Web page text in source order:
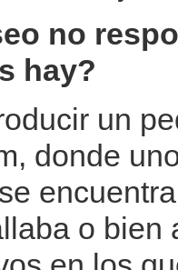
no
hay?
un
donde
o